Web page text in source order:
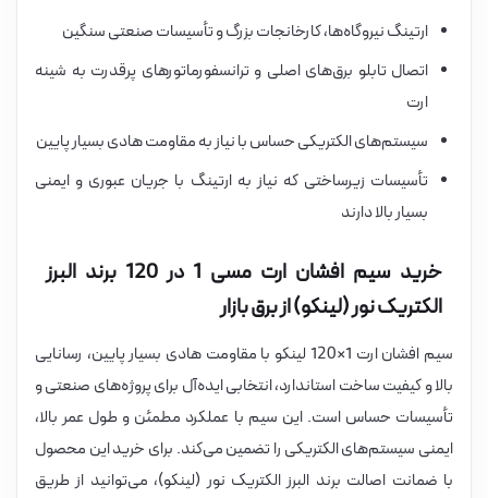
ارتینگ نیروگاه‌ها، کارخانجات بزرگ و تأسیسات صنعتی سنگین
اتصال تابلو برق‌های اصلی و ترانسفورماتورهای پرقدرت به شینه
ارت
سیستم‌های الکتریکی حساس با نیاز به مقاومت هادی بسیار پایین
تأسیسات زیرساختی که نیاز به ارتینگ با جریان عبوری و ایمنی
بسیار بالا دارند
خرید سیم افشان ارت مسی 1 در 120 برند البرز
الکتریک نور (لینکو) از برق بازار
سیم افشان ارت 1×120 لینکو با مقاومت هادی بسیار پایین، رسانایی
بالا و کیفیت ساخت استاندارد، انتخابی ایده‌آل برای پروژه‌های صنعتی و
تأسیسات حساس است. این سیم با عملکرد مطمئن و طول عمر بالا،
ایمنی سیستم‌های الکتریکی را تضمین می‌کند. برای خرید این محصول
با ضمانت اصالت برند البرز الکتریک نور (لینکو)، می‌توانید از طریق